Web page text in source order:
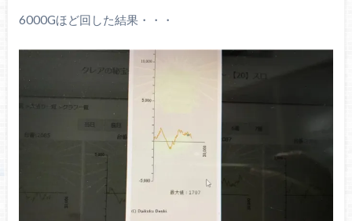
6000Gほど回した結果・・・